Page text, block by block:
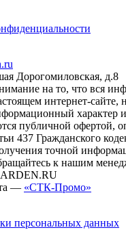
Дорогомиловская, д.8
на то, что вся
интернет-сайте,
характер
публичной офертой,
437 Гражданского
точной
к нашим
— «СТК-Промо»
персональных данных